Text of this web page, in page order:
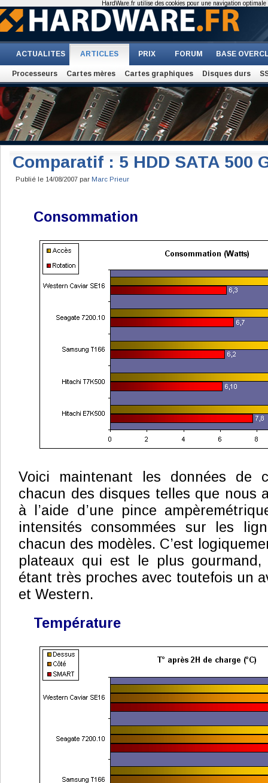
ACTUALITES ARTICLES PRIX FORUM BASE
Processeurs Cartes mères Cartes graphiques Disques durs
Comparatif : 5 HDD SATA 500
Publié le 14/08/2007 par Marc Prieur
Consommation
Voici maintenant les données de
chacun des disques telles que nous
à l’aide d’une pince
intensités consommées sur les
chacun des modèles. C’est
plateaux qui est le plus
étant très proches avec toutefois un
et Western.
Température
HardWare.fr utilise des cookies pour une navigation